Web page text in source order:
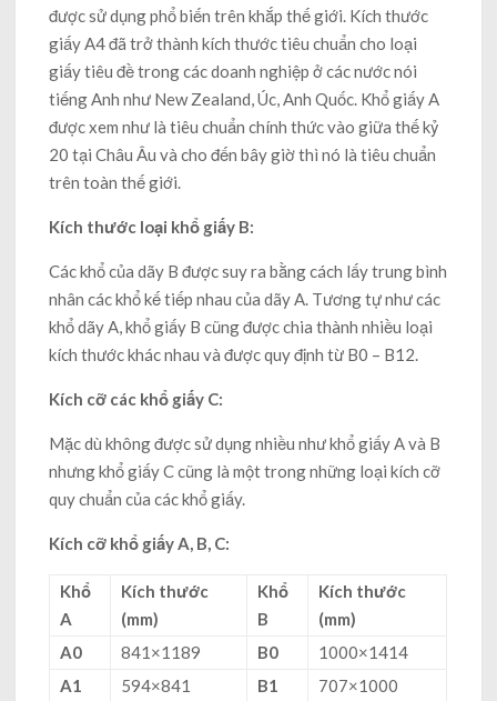
được sử dụng phổ biến trên khắp thế giới. Kích thước
giấy A4 đã trở thành kích thước tiêu chuẩn cho loại
giấy tiêu đề trong các doanh nghiệp ở các nước nói
tiếng Anh như New Zealand, Úc, Anh Quốc. Khổ giấy A
được xem như là tiêu chuẩn chính thức vào giữa thế kỷ
20 tại Châu Âu và cho đến bây giờ thì nó là tiêu chuẩn
trên toàn thế giới.
Kích thước loại khổ giấy B:
Các khổ của dãy B được suy ra bằng cách lấy trung bình
nhân các khổ kế tiếp nhau của dãy A. Tương tự như các
khổ dãy A, khổ giấy B cũng được chia thành nhiều loại
kích thước khác nhau và được quy định từ B0 – B12.
Kích cỡ các khổ giấy C:
Mặc dù không được sử dụng nhiều như khổ giấy A và B
nhưng khổ giấy C cũng là một trong những loại kích cỡ
quy chuẩn của các khổ giấy.
Kích cỡ khổ giấy A, B, C:
Khổ
A
Kích thước
(mm)
Khổ
B
Kích thước
(mm)
A0
841×1189 B0
1000×1414
A1
594×841 B1
707×1000